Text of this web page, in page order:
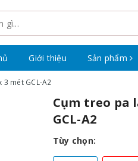
Giới thiệu Sản phẩm
3 mét GCL-A2
Cụm treo pa
GCL-A2
Tùy chọn: